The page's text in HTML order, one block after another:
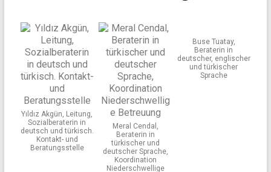
Yıldız Akgün, Leitung,
Sozialberaterin in
deutsch und türkisch.
Kontakt- und
Beratungsstelle
Meral Cendal,
Beraterin in
türkischer und
deutscher Sprache,
Koordination
Niederschwellige
Buse Tuatay,
Beraterin in
deutscher, englischer
und türkischer
Sprache